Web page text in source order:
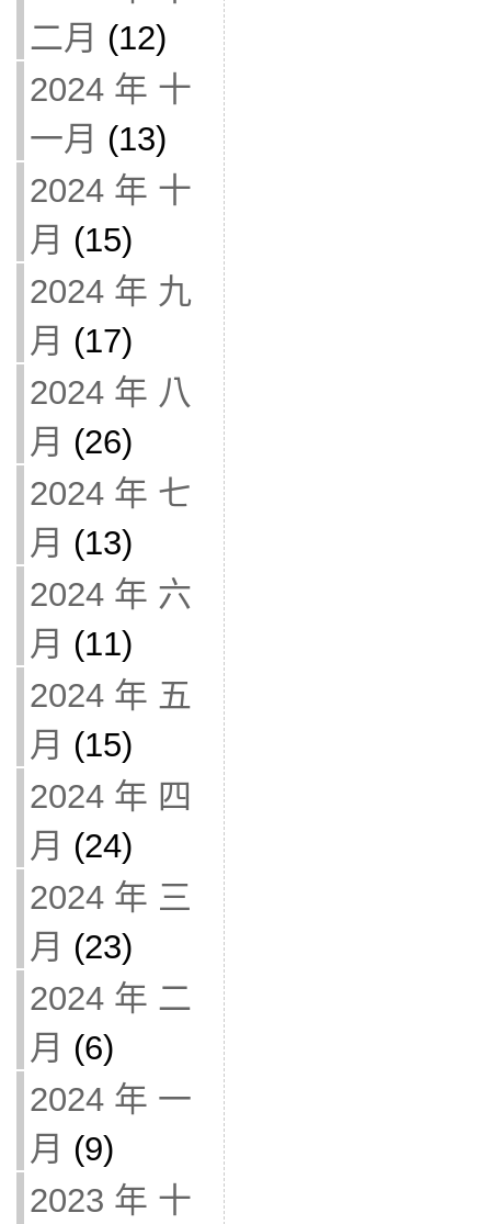
二月 (12)
2024 年 十
一月 (13)
2024 年 十
月 (15)
2024 年 九
月 (17)
2024 年 八
月 (26)
2024 年 七
月 (13)
2024 年 六
月 (11)
2024 年 五
月 (15)
2024 年 四
月 (24)
2024 年 三
月 (23)
2024 年 二
月 (6)
2024 年 一
月 (9)
2023 年 十